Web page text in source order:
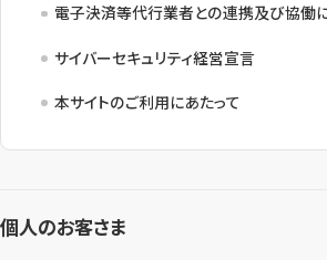
電子決済等代行業者との連携及び協働
サイバーセキュリティ経営宣言
本サイトのご利用にあたって
個人のお客さま